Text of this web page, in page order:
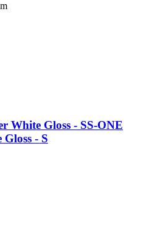
White Gloss - SS-ONE
- S